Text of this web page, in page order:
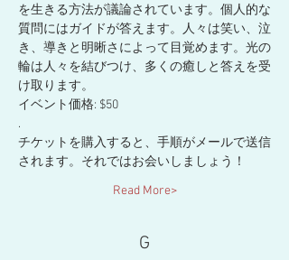
を生きる方法が議論されています。個人的な
質問にはガイドが答えます。人々は笑い、泣
き、導きと明晰さによって目覚めます。光の
輪は人々を結びつけ、多くの癒しと答えを受
け取ります。
イベント価格: $50
.
チケットを購入すると、手順がメールで送信
されます。それではお会いしましょう！
Read More>
G